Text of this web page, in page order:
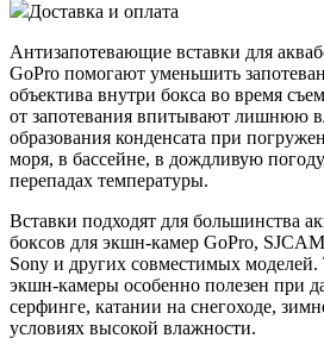
Доставка и оплата
Антизапотевающие вставки для
GoPro помогают уменьшить
объектива внутри бокса во время
от запотевания впитывают лишнюю
образования конденсата при
моря, в бассейне, в дождливую
перепадах температуры.
Вставки подходят для большинства
боксов для экшн-камер GoPro,
Sony и других совместимых моделей.
экшн-камеры особенно полезен при
серфинге, катании на снегоходе,
условиях высокой влажности.